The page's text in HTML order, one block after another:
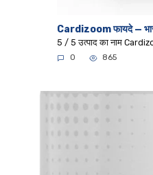
Cardizoom फायदे —
5 / 5 उत्पाद का नाम
0 865